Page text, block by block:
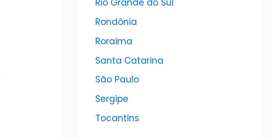
Rio Grande do Sul
Rondônia
Roraima
Santa Catarina
São Paulo
Sergipe
Tocantins